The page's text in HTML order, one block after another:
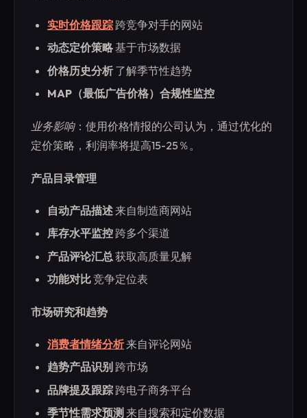
实时价格跟踪 跨竞争对手的网站
动态定价策略基于市场数据
价格历史分析 了解季节性趋势
MAP（最低广告价格）合规性监控
业务影响：使用价格情报的公司认为，通过优化的
定价策略，利润率将提高15-25％。
产品目录管理
自动产品描述来自制造商网站
库存水平监控 跨多个渠道
产品评论汇总 获取高质量见解
功能对比竞争定位表
市场研究和趋势
消费者情绪分析来自评论网站
趋势产品识别 跨市场
品牌提及跟踪 跨电子商务平台
季节性需求预测 来自搜索和定价数据